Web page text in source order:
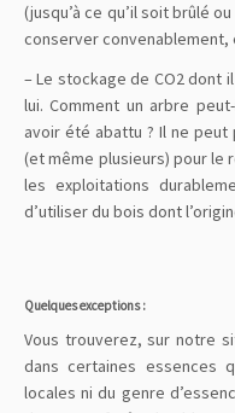
(jusqu’à ce qu’il soit brûlé
conserver convenablement,
– Le stockage de CO2 dont
lui. Comment un arbre
avoir été abattu ? Il ne
(et même plusieurs) pour le
les exploitations
d’utiliser du bois dont
Quelques exceptions :
Vous trouverez, sur notre
dans certaines essences
locales ni du genre